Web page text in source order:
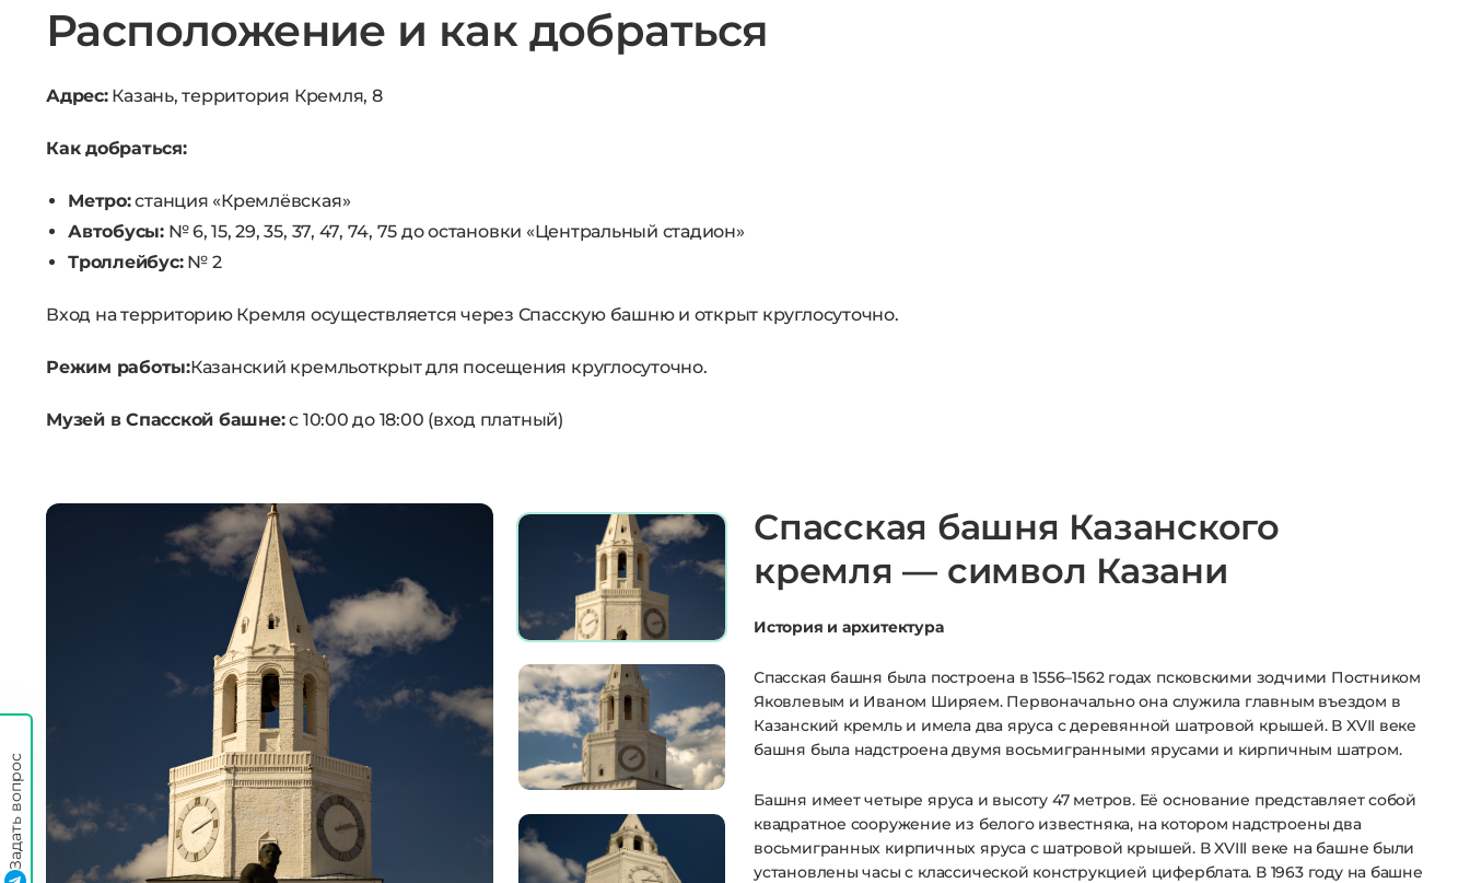
Задать вопрос
Расположение и как добраться
Адрес:Казань, территория Кремля, 8
Как добраться:
Метро:станция «Кремлёвская»
Автобусы:№ 6, 15, 29, 35, 37, 47, 74, 75 до остановки «Центральный стадион»
Троллейбус:№ 2
Вход на территорию Кремля осуществляется через Спасскую башню и открыт круглосуточно.
Режим работы:Казанский кремльоткрыт для посещения круглосуточно.
Музей в Спасской башне:с 10:00 до 18:00 (вход платный)
Спасская башня Казанского
кремля — символ Казани
История и архитектура
Спасская башня была построена в 1556–1562 годах псковскими зодчими Постником
Яковлевым и Иваном Ширяем. Первоначально она служила главным въездом в
Казанский кремль и имела два яруса с деревянной шатровой крышей. В XVII веке
башня была надстроена двумя восьмигранными ярусами и кирпичным шатром.
Башня имеет четыре яруса и высоту 47 метров. Её основание представляет собой
квадратное сооружение из белого известняка, на котором надстроены два
восьмигранных кирпичных яруса с шатровой крышей. В XVIII веке на башне были
установлены часы с классической конструкцией циферблата. В 1963 году на башне